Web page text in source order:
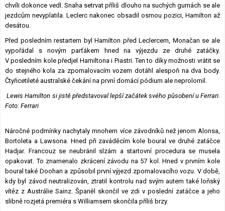
chvíli dokonce vedl. Snaha setrvat příliš dlouho na suchých gumách se ale
jezdcům nevyplatila. Leclerc nakonec obsadil osmou pozici, Hamilton až
desátou.
Před posledním restartem byl Hamilton před Leclercem, Monačan se ale
vypořádal s novým parťákem hned na výjezdu ze druhé zatáčky.
V posledním kole předjel Hamiltona i Piastri. Ten to díky možnosti vrátit se
do stejného kola za zpomalovacím vozem dotáhl alespoň na dva body.
Čtyřicetileté australské čekání na první domácí pódium ale neprolomil.
Lewis Hamilton si jistě představoval lepší začátek svého působení u Ferrari.
Foto: Ferrari
Náročné podmínky nachytaly mnohem více závodníků než jenom Alonsa,
Bortoleta a Lawsona. Hned při zaváděcím kole boural ve druhé zatáčce
Hadjar. Francouz se neubránil slzám a startovní procedura se musela
opakovat. To znamenalo zkrácení závodu na 57 kol. Hned v prvním kole
boural také Doohan a způsobil první výjezd zpomalovacího vozu. V době,
kdy byl závod neutralizován, ztratil kontrolu nad svým autem také loňský
vítěz z Austrálie Sainz. Španěl skončil ve zdi v poslední zatáčce a jeho
slibně rozjetá premiéra s Williamsem skončila příliš brzy.